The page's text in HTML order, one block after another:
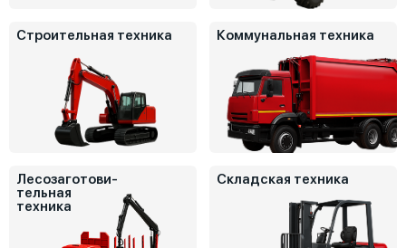
Строительная техника Коммунальная техника
Лесозаготови-
тельная
техника
Складская техника